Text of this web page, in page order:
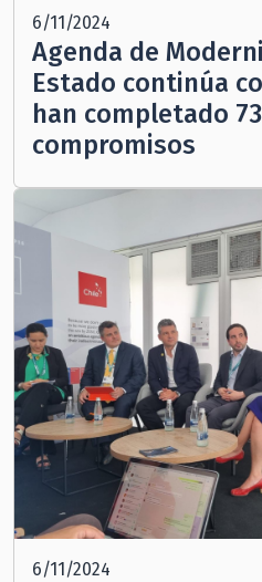
6/11/2024
Agenda de
Estado continúa
han completado
compromisos
6/11/2024